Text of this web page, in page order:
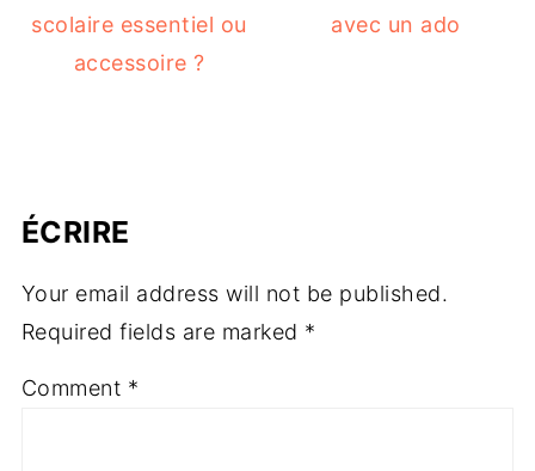
scolaire essentiel ou
accessoire ?
avec un ado
ÉCRIRE
Your email address will not be published.
Required fields are marked *
Comment *